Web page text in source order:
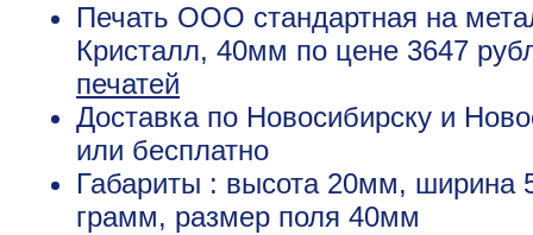
Печать ООО стандартная на
Кристалл, 40мм по цене 3647
печатей
Доставка по Новосибирску и
или бесплатно
Габариты : высота 20мм, ширина
грамм, размер поля 40мм